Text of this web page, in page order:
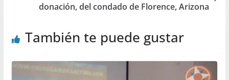
donación, del condado de Florence, Arizona
También te puede gustar